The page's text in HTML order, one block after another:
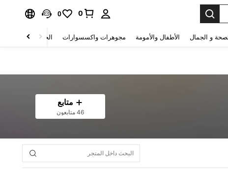
0
0
و الجمال الأطفال والأمومة مجوهرات واكسسوارات الحقائب والأمتعة
متابع
46 متابعون